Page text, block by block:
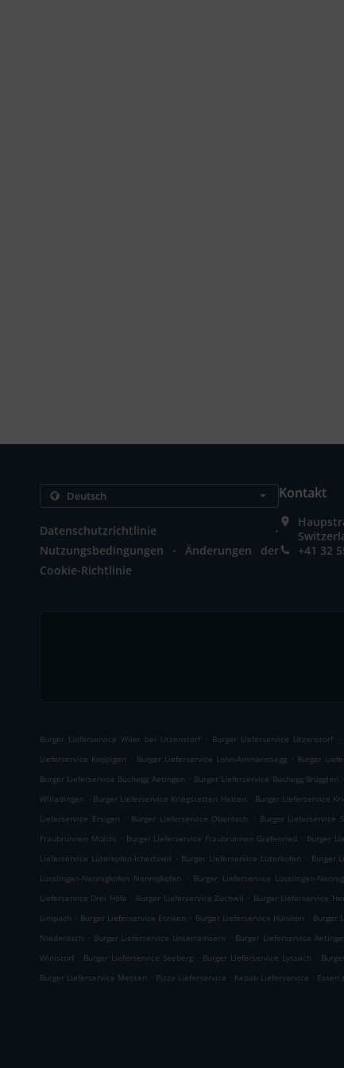
Datenschutzrichtlinie .
Nutzungsbedingungen .
Änderungen der
Cookie-Richtlinie
Kontakt
+41 32
Burger Lieferservice Wiler bei Utzenstorf . Burger Lieferservice Utzenstorf .
Lieferservice Koppigen . Burger Lieferservice Lohn-Ammannsegg . Burger
Burger Lieferservice Buchegg Aetingen . Burger Lieferservice Buchegg Brügglen .
Willadingen . Burger Lieferservice Kriegstetten Halten . Burger Lieferservice
Lieferservice Ersigen . Burger Lieferservice Oberösch . Burger Lieferservice
Fraubrunnen Mülchi . Burger Lieferservice Fraubrunnen Grafenried . Burger
Lieferservice Lüterkofen-Ichertswil . Burger Lieferservice Lüterkofen . Burger
Lüsslingen-Nennigkofen Nennigkofen
. Burger Lieferservice Lüsslingen-
Lieferservice Drei Höfe . Burger Lieferservice Zuchwil . Burger Lieferservice
Limpach . Burger Lieferservice Etziken . Burger Lieferservice Hüniken . Burger
Niederösch . Burger Lieferservice Unterramsern . Burger Lieferservice
Winistorf . Burger Lieferservice Seeberg . Burger Lieferservice Lyssach .
Burger Lieferservice Messen . Pizza Lieferservice . Kebab Lieferservice . Essen